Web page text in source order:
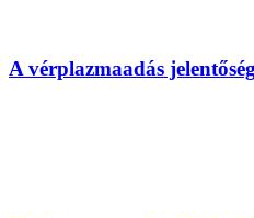
A vérplazmaadás